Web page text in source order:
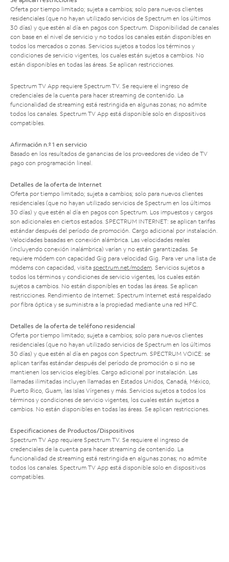
Oferta por tiempo limitado; sujeta a cambios; solo para nuevos clientes
residenciales (que no hayan utilizado servicios de Spectrum en los últimos
30 días) y que estén al día en pagos con Spectrum. Disponibilidad de canales
con base en el nivel de servicio y no todos los canales están disponibles en
todos los mercados o zonas. Servicios sujetos a todos los términos y
condiciones de servicio vigentes, los cuales están sujetos a cambios. No
están disponibles en todas las áreas. Se aplican restricciones.
Spectrum TV App requiere Spectrum TV. Se requiere el ingreso de
credenciales de la cuenta para hacer streaming de contenido. La
funcionalidad de streaming está restringida en algunas zonas; no admite
todos los canales. Spectrum TV App está disponible solo en dispositivos
compatibles.
Afirmación n.º 1 en servicio
Basado en los resultados de ganancias de los proveedores de video de TV
pago con programación lineal.
Detalles de la oferta de Internet
Oferta por tiempo limitado; sujeta a cambios; solo para nuevos clientes
residenciales (que no hayan utilizado servicios de Spectrum en los últimos
30 días) y que estén al día en pagos con Spectrum. Los impuestos y cargos
son adicionales en ciertos estados. SPECTRUM INTERNET: se aplican tarifas
estándar después del período de promoción. Cargo adicional por instalación.
Velocidades basadas en conexión alámbrica. Las velocidades reales
(incluyendo conexión inalámbrica) varían y no están garantizadas. Se
requiere módem con capacidad Gig para velocidad Gig. Para ver una lista de
módems con capacidad, visita spectrum.net/modem. Servicios sujetos a
todos los términos y condiciones de servicio vigentes, los cuales están
sujetos a cambios. No están disponibles en todas las áreas. Se aplican
restricciones. Rendimiento de Internet: Spectrum Internet está respaldado
por fibra óptica y se suministra a la propiedad mediante una red HFC.
Detalles de la oferta de teléfono residencial
Oferta por tiempo limitado; sujeta a cambios; solo para nuevos clientes
residenciales (que no hayan utilizado servicios de Spectrum en los últimos
30 días) y que estén al día en pagos con Spectrum. SPECTRUM VOICE: se
aplican tarifas estándar después del período de promoción o si no se
mantienen los servicios elegibles. Cargo adicional por instalación. Las
llamadas ilimitadas incluyen llamadas en Estados Unidos, Canadá, México,
Puerto Rico, Guam, las Islas Vírgenes y más. Servicios sujetos a todos los
términos y condiciones de servicio vigentes, los cuales están sujetos a
cambios. No están disponibles en todas las áreas. Se aplican restricciones.
Especificaciones de Productos/Dispositivos
Spectrum TV App requiere Spectrum TV. Se requiere el ingreso de
credenciales de la cuenta para hacer streaming de contenido. La
funcionalidad de streaming está restringida en algunas zonas; no admite
todos los canales. Spectrum TV App está disponible solo en dispositivos
compatibles.